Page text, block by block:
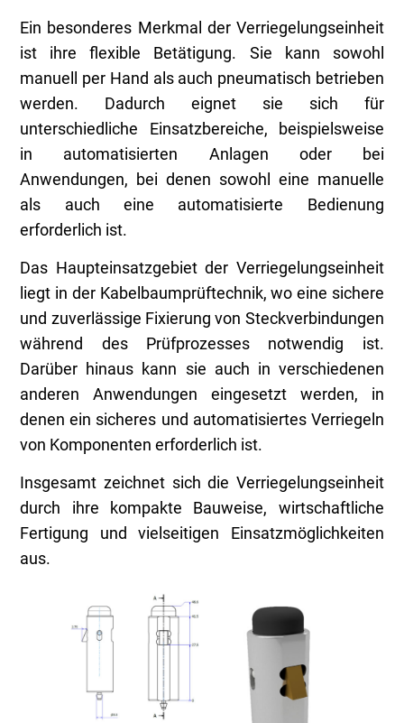
Ein besonderes Merkmal der Verriegelungseinheit
ist ihre flexible Betätigung. Sie kann sowohl
manuell per Hand als auch pneumatisch betrieben
werden. Dadurch eignet sie sich für
unterschiedliche Einsatzbereiche, beispielsweise
in automatisierten Anlagen oder bei
Anwendungen, bei denen sowohl eine manuelle
als auch eine automatisierte Bedienung
erforderlich ist.
Das Haupteinsatzgebiet der Verriegelungseinheit
liegt in der Kabelbaumprüftechnik, wo eine sichere
und zuverlässige Fixierung von Steckverbindungen
während des Prüfprozesses notwendig ist.
Darüber hinaus kann sie auch in verschiedenen
anderen Anwendungen eingesetzt werden, in
denen ein sicheres und automatisiertes Verriegeln
von Komponenten erforderlich ist.
Insgesamt zeichnet sich die Verriegelungseinheit
durch ihre kompakte Bauweise, wirtschaftliche
Fertigung und vielseitigen Einsatzmöglichkeiten
aus.